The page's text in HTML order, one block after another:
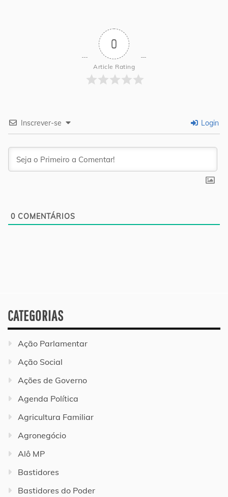
0
Article Rating
Inscrever-se Login
0 COMENTÁRIOS
CATEGORIAS
Ação Parlamentar
Ação Social
Ações de Governo
Agenda Política
Agricultura Familiar
Agronegócio
Alô MP
Bastidores
Bastidores do Poder